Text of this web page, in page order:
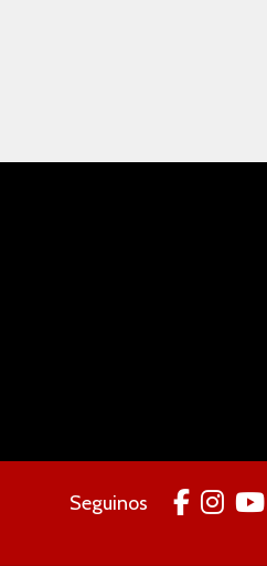
Seguinos